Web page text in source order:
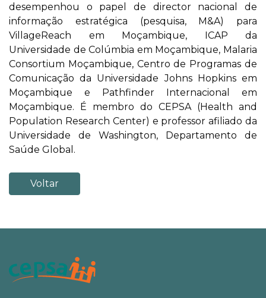
desempenhou o papel de director nacional de
informação estratégica (pesquisa, M&A) para
VillageReach em Moçambique, ICAP da
Universidade de Colúmbia em Moçambique, Malaria
Consortium Moçambique, Centro de Programas de
Comunicação da Universidade Johns Hopkins em
Moçambique e Pathfinder Internacional em
Moçambique. É membro do CEPSA (Health and
Population Research Center) e professor afiliado da
Universidade de Washington, Departamento de
Saúde Global.
Voltar